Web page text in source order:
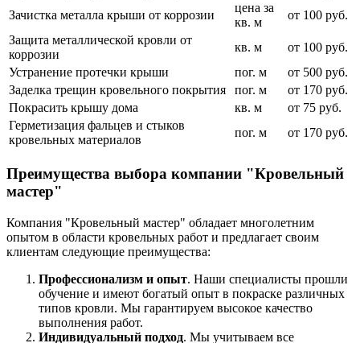
Зачистка металла крыши от коррозии
цена за
кв. м
от 100 руб.
Защита металлической кровли от
коррозии
кв. м
от 100 руб.
Устранение протечки крыши
пог. м
от 500 руб.
Заделка трещин кровельного покрытия
пог. м
от 170 руб.
Покрасить крышу дома
кв. м
от 75 руб.
Герметизация фальцев и стыков
кровельных материалов
пог. м от 170 руб.
Преимущества выбора компании "Кровельный
мастер"
Компания "Кровельный мастер" обладает многолетним
опытом в области кровельных работ и предлагает своим
клиентам следующие преимущества:
Профессионализм и опыт. Наши специалисты прошли
обучение и имеют богатый опыт в покраске различных
типов кровли. Мы гарантируем высокое качество
выполнения работ.
Индивидуальный подход. Мы учитываем все